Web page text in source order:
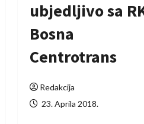
ubjedljivo sa
Bosna
Centrotrans
Redakcija
23. Aprila 2018.